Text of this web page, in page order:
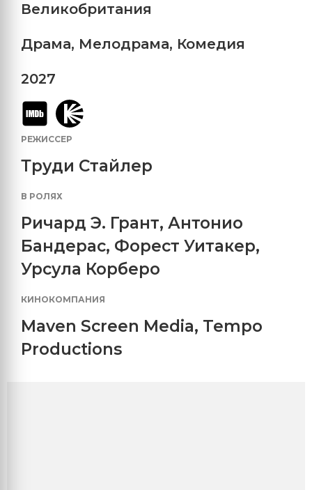
Великобритания
Драма, Мелодрама, Комедия
2027
РЕЖИССЕР
Труди Стайлер
В РОЛЯХ
Ричард Э. Грант, Антонио
Бандерас, Форест Уитакер,
Урсула Корберо
КИНОКОМПАНИЯ
Maven Screen Media, Tempo
Productions